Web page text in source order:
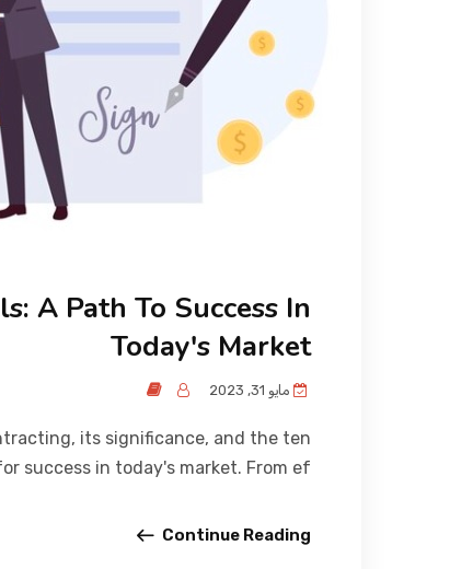
A Path To Success In
Today's Market
مايو 31, 2023
its significance, and the ten
success in today's market. From ef...
Continue Reading